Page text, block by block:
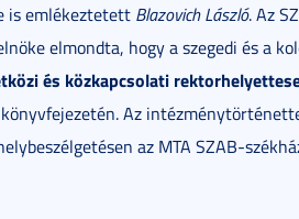
is emlékeztetett Blazovich László. Az
elmondta, hogy a szegedi és a
és közkapcsolati
Az
az MTA SZAB-